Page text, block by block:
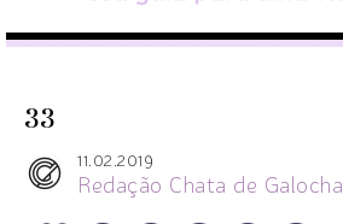
33
11.02.2019
Redação Chata de Galocha